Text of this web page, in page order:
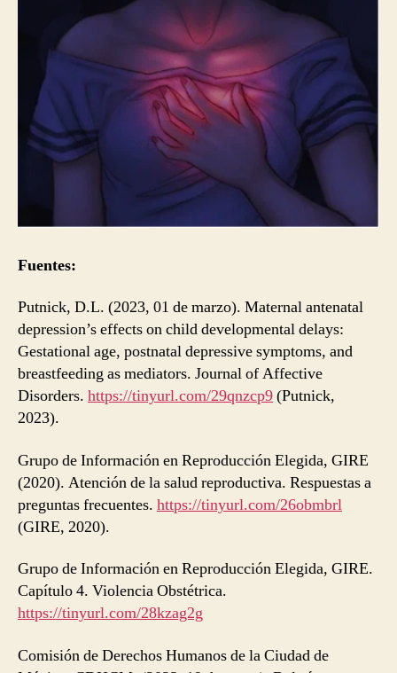
Fuentes:
Putnick, D.L. (2023, 01 de marzo). Maternal antenatal
depression’s effects on child developmental delays:
Gestational age, postnatal depressive symptoms, and
breastfeeding as mediators. Journal of Affective
Disorders. https://tinyurl.com/29qnzcp9(Putnick,
2023).
Grupo de Información en Reproducción Elegida, GIRE
(2020). Atención de la salud reproductiva. Respuestas a
preguntas frecuentes. https://tinyurl.com/26obmbrl
(GIRE, 2020).
Grupo de Información en Reproducción Elegida, GIRE.
Capítulo 4. Violencia Obstétrica.
https://tinyurl.com/28kzag2g
Comisión de Derechos Humanos de la Ciudad de